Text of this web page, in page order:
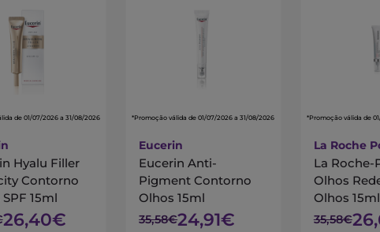
de 01/07/2026 a 31/08/2026
Hyalu Filler
Contorno
15ml
26,40€
*Promoção válida de 01/07/2026 a 31/08/2026
Eucerin
Eucerin Anti-
Pigment Contorno
Olhos 15ml
35,58€24,91€
*Promoção válida de
La Roche
La Roche-
Olhos
Olhos 15ml
35,58€